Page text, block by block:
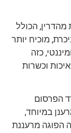
הכולל
מוכיח יותר
כזה
וכשרות
הפרסום
במיוחד,
הפוגה מרעננת